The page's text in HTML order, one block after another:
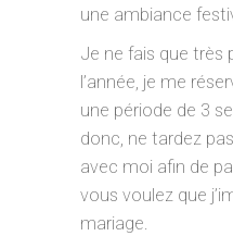
une ambiance
Je ne fais que très
l’année, je me
une période de 3
donc, ne tardez
avec moi afin de
vous voulez que
mariage.